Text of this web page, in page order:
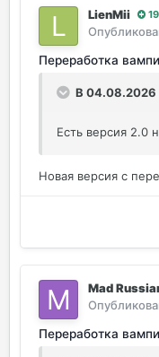
LienMii 19
Переработка
В 04.08.2026
Есть версия 2.0
Новая версия с
Mad
Переработка